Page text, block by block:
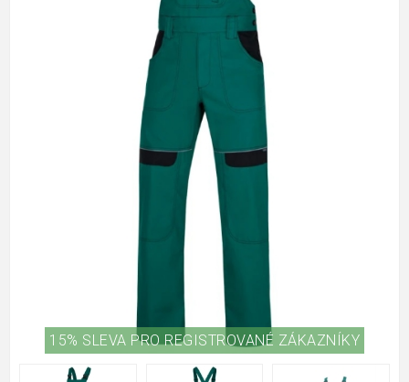
15% SLEVA PRO REGISTROVANÉ ZÁKAZNÍKY